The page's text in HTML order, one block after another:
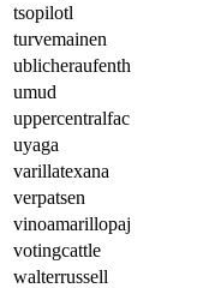
tsopilotl
turvemainen
ublicheraufenth
umud
uppercentralfac
uyaga
varillatexana
verpatsen
vinoamarillopaj
votingcattle
walterrussell